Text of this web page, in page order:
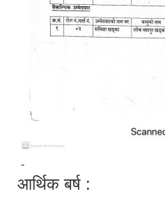
-
आर्थिक बर्ष :